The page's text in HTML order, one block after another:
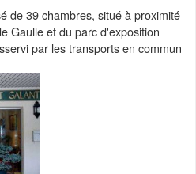
de 39 chambres, situé à proximité
Gaulle et du parc d'exposition
par les transports en commun